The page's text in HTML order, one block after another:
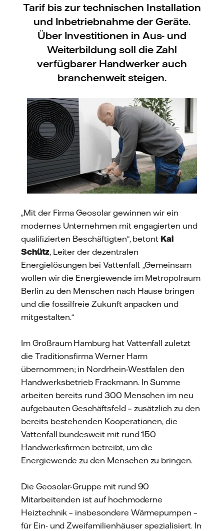
Tarif bis zur technischen Installation
und Inbetriebnahme der Geräte.
Über Investitionen in Aus- und
Weiterbildung soll die Zahl
verfügbarer Handwerker auch
branchenweit steigen.
„Mit der Firma Geosolar gewinnen wir ein
modernes Unternehmen mit engagierten und
qualifizierten Beschäftigten“, betontKai
Schütz, Leiter der dezentralen
Energielösungen bei Vattenfall. „Gemeinsam
wollen wir die Energiewende im Metropolraum
Berlin zu den Menschen nach Hause bringen
und die fossilfreie Zukunft anpacken und
mitgestalten.“
Im Großraum Hamburg hat Vattenfall zuletzt
die Traditionsfirma Werner Harm
übernommen; in Nordrhein-Westfalen den
Handwerksbetrieb Frackmann. In Summe
arbeiten bereits rund 300 Menschen im neu
aufgebauten Geschäftsfeld – zusätzlich zu den
bereits bestehenden Kooperationen, die
Vattenfall bundesweit mit rund 150
Handwerksfirmen betreibt, um die
Energiewende zu den Menschen zu bringen.
Die Geosolar-Gruppe mit rund 90
Mitarbeitenden ist auf hochmoderne
Heiztechnik – insbesondere Wärmepumpen –
für Ein- und Zweifamilienhäuser spezialisiert. In